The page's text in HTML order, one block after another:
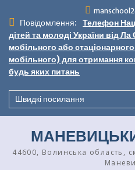
вмісту
Повідомлення:
Телефон
дітей та молоді України від
мобільного або
мобільного) для отримання
будь яких питань
Швидкі посилання
44600, Волинська область,